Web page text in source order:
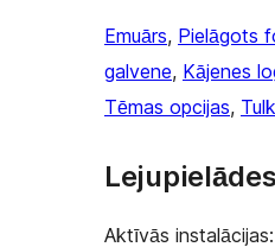
Emuārs, Pielāgots
galvene, Kājenes
Tēmas opcijas,
Aktīvās instalācijas: